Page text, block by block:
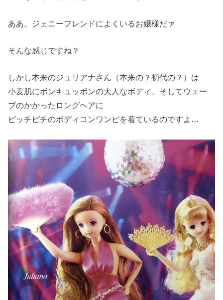
ああ、ジェニーフレンドによくいるお嬢様だァ
そんな感じですね？
しかし本来のジュリアナさん（本来の？初代の？）は
小麦肌にボンキュッボンの大人なボディ、そしてウェー
ブのかかったロングヘアに
ピッチピチのボディコンワンピを着ているのですよ…